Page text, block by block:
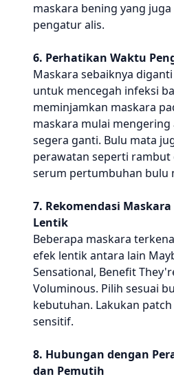
maskara bening yang juga
pengatur alis.
6. Perhatikan Waktu
Maskara sebaiknya
untuk mencegah infeksi
meminjamkan maskara
maskara mulai
segera ganti. Bulu mata
perawatan seperti rambut
serum pertumbuhan bulu
7. Rekomendasi
Lentik
Beberapa maskara
efek lentik antara lain
Sensational, Benefit
Voluminous. Pilih sesuai
kebutuhan. Lakukan
sensitif.
8. Hubungan dengan
dan Pemutih